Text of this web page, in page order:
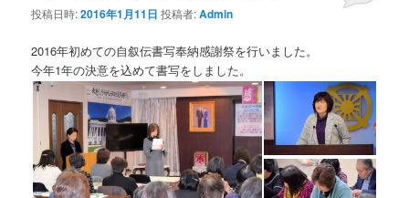
投稿日時:2016年1月11日 投稿者:Admin
2016年初めての自叙伝書写奉納感謝祭を行いました。
今年1年の決意を込めて書写をしました。